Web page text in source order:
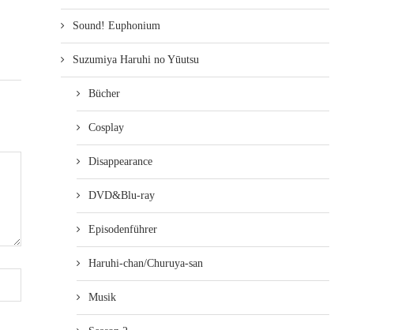
Sound! Euphonium
Suzumiya Haruhi no Yūutsu
Bücher
Cosplay
Disappearance
DVD&Blu-ray
Episodenführer
Haruhi-chan/Churuya-san
Musik